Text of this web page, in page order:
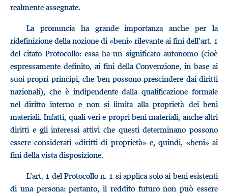
realmente assegnate.
La pronuncia ha grande importanza anche per la
ridefinizione della nozione di «beni» rilevante ai fini dell’art. 1
del citato Protocollo: essa ha un significato autonomo (cioè
espressamente definito, ai fini della Convenzione, in base ai
suoi propri principi, che ben possono prescindere dai diritti
nazionali), che è indipendente dalla qualificazione formale
nel diritto interno e non si limita alla proprietà dei beni
materiali. Infatti, quali veri e propri beni materiali, anche altri
diritti e gli interessi attivi che questi determinano possono
essere considerati «diritti di proprietà» e, quindi, «beni» ai
fini della vista disposizione.
L’art. 1 del Protocollo n. 1 si applica solo ai beni esistenti
di una persona: pertanto, il reddito futuro non può essere